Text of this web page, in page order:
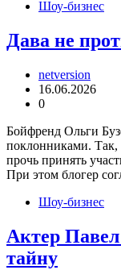
Шоу-бизнес
Дава не
netversion
16.06.2026
0
Бойфренд Ольги
поклонниками. Так,
прочь принять
При этом блогер
Шоу-бизнес
Актер
тайну